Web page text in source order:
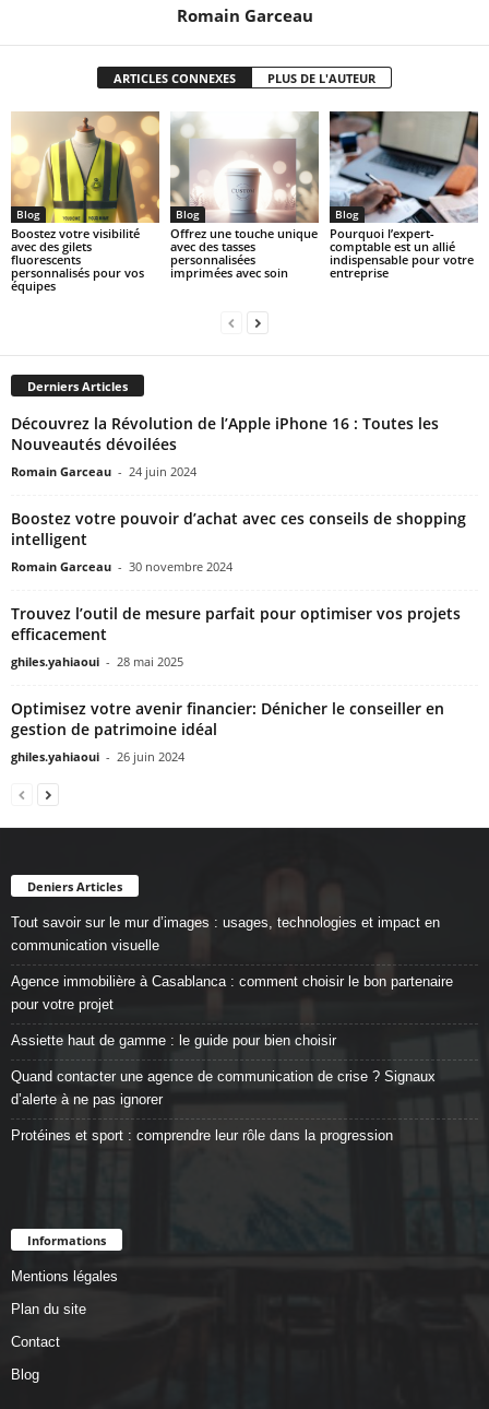
Romain Garceau
ARTICLES CONNEXES PLUS DE L'AUTEUR
Blog
Boostez votre visibilité
avec des gilets
fluorescents
personnalisés pour vos
équipes
Blog
Offrez une touche unique
avec des tasses
personnalisées
imprimées avec soin
Blog
Pourquoi l’expert-
comptable est un allié
indispensable pour votre
entreprise
Derniers Articles
Découvrez la Révolution de l’Apple iPhone 16 : Toutes les
Nouveautés dévoilées
Romain Garceau - 24 juin 2024
Boostez votre pouvoir d’achat avec ces conseils de shopping
intelligent
Romain Garceau - 30 novembre 2024
Trouvez l’outil de mesure parfait pour optimiser vos projets
efficacement
ghiles.yahiaoui - 28 mai 2025
Optimisez votre avenir financier: Dénicher le conseiller en
gestion de patrimoine idéal
ghiles.yahiaoui - 26 juin 2024
Deniers Articles
Tout savoir sur le mur d’images : usages, technologies et impact en
communication visuelle
Agence immobilière à Casablanca : comment choisir le bon partenaire
pour votre projet
Assiette haut de gamme : le guide pour bien choisir
Quand contacter une agence de communication de crise ? Signaux
d’alerte à ne pas ignorer
Protéines et sport : comprendre leur rôle dans la progression
Informations
Mentions légales
Plan du site
Contact
Blog